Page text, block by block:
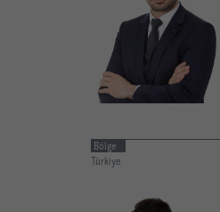
Bölge
Türkiye